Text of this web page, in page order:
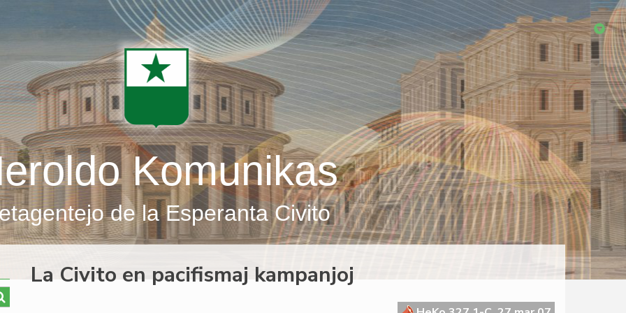
Komunikas
de la Esperanta Civito
La Civito en pacifismaj kampanjoj